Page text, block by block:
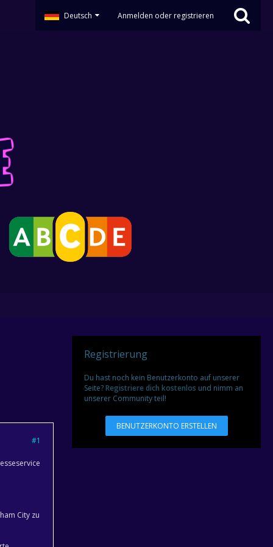
Deutsch Anmelden oder registrieren
#1
City zu
Registrierung
Du hast noch kein Benutzerkonto auf unserer
Seite?Registriere dich kostenlos und nimm an
unserer Community teil!
BENUTZERKONTO ERSTELLEN